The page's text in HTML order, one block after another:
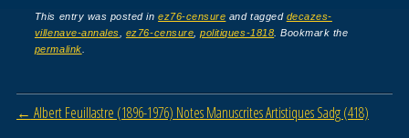
c
e
o
tt
er
ail
ta
g
This entry was posted inez76-censure and tagged decazes-
villenave-annales
ez76-censure ,politiques-1818 . Bookmark the
permalink
Post navigation
← Albert Feuillastre (1896-1976) Notes Manuscrites Artistiques Sadg (418)